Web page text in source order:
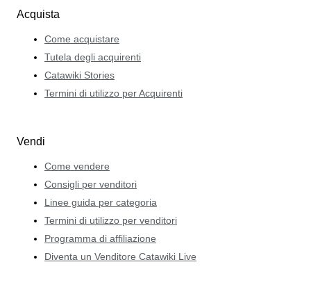
Acquista
Come acquistare
Tutela degli acquirenti
Catawiki Stories
Termini di utilizzo per Acquirenti
Vendi
Come vendere
Consigli per venditori
Linee guida per categoria
Termini di utilizzo per venditori
Programma di affiliazione
Diventa un Venditore Catawiki Live